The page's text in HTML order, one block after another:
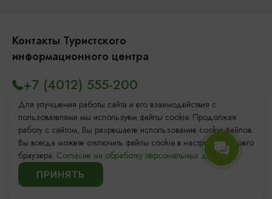
Контакты Туристского
информационного центра
Площадь Победы, 1 Закрыто
ул. Октябрьская, 2/3 Закрыто
+7 (4012) 555-200
8 (800) 200-55-39
info@visit-kaliningrad.ru
Для улучшения работы сайта и его взаимодействия с
пользователями мы используем файлы cookie. Продолжая
работу с сайтом, Вы разрешаете использование cookie-файлов.
Вы всегда можете отключить файлы cookie в настройках Вашего
браузера. Согласие на обработку персональных данных.
ПРИНЯТЬ